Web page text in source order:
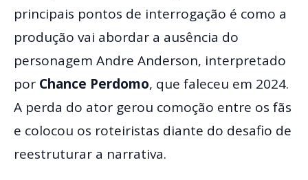
principais pontos de interrogação é como a
produção vai abordar a ausência do
personagem Andre Anderson, interpretado
por Chance Perdomo, que faleceu em 2024.
A perda do ator gerou comoção entre os fãs
e colocou os roteiristas diante do desafio de
reestruturar a narrativa.